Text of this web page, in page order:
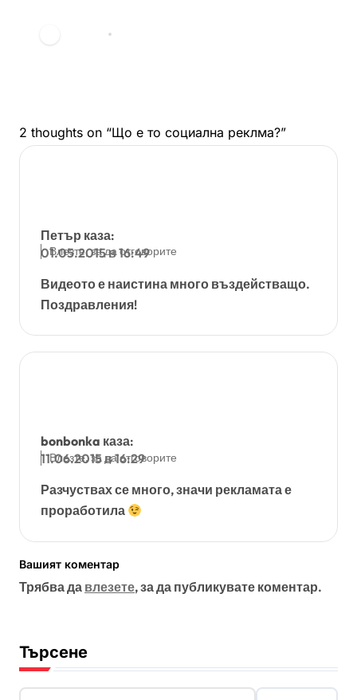
2 thoughts on “Що е то социална реклма?”
Петър каза:
01.05.2015 в 16:49
Видеото е наистина много въздействащо.
Поздравления!
Влезте, за да отговорите
bonbonka каза:
11.06.2015 в 16:29
Разчуствах се много, значи рекламата е
проработила
Влезте, за да отговорите
Вашият коментар
Трябва да влезете, за да публикувате коментар.
Търсене